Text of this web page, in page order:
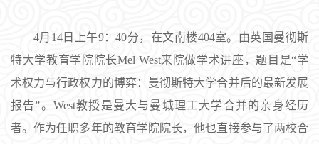
4月14日上午9：40分，在文南楼404室。由英国曼彻斯
特大学教育学院院长Mel West来院做学术讲座，题目是“学
术权力与行政权力的博弈：曼彻斯特大学合并后的最新发展
报告”。West教授是曼大与曼城理工大学合并的亲身经历
者。作为任职多年的教育学院院长，他也直接参与了两校合